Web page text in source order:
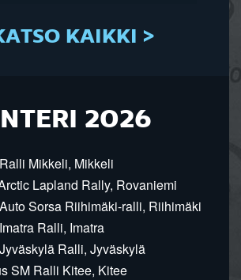
KAIKKI >
2026
Mikkeli, Mikkeli
Lapland Rally, Rovaniemi
Sorsa Riihimäki-ralli, Riihimäki
Ralli, Imatra
Ralli, Jyväskylä
SM Ralli Kitee, Kitee